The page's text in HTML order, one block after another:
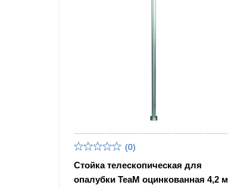
(0)
Стойка телескопическая для
опалубки TeaM оцинкованная 4,2 м